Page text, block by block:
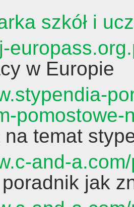
szkół i
w Europie
na temat
and-
jak